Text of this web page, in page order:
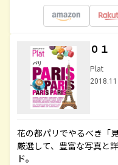
０１
Plat
花の都パリでやるべき「
厳選して、豊富な写真と
ド。